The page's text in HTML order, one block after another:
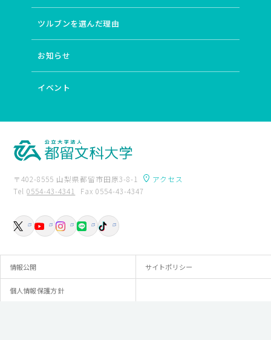
入試資料請求
お問い合わせ
ツルブンを選んだ理由
お知らせ
イベント
〒402-8555 山梨県都留市田原3-8-1
アクセス
Tel0554-43-4341 Fax 0554-43-4347
情報公開 サイトポリシー
個人情報保護方針